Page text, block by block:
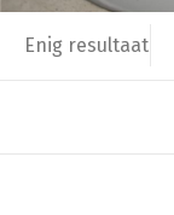
Enig resultaat